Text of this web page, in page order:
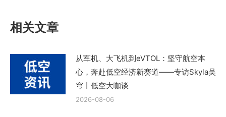
相关文章
从军机、大飞机到eVTOL：坚守航空本
心，奔赴低空经济新赛道——专访Skyla吴
穹丨低空大咖谈
2026-08-06